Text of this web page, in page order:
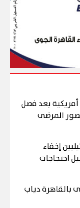
بعد فصل
المرضى
إخفاء
احتجاجات
بالقاهرة دياب